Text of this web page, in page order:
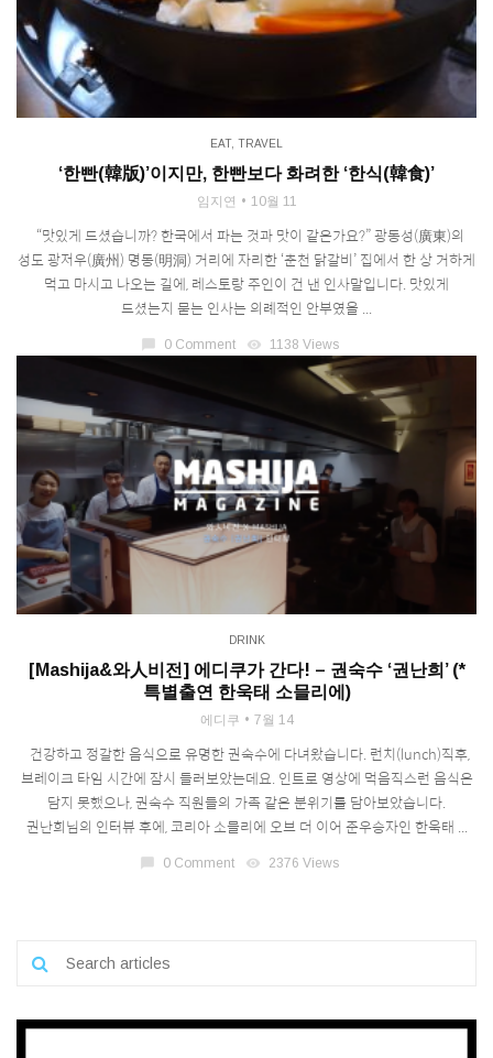
EAT, TRAVEL
‘한빤(韓版)’이지만, 한빤보다 화려한 ‘한식(韓食)’
임지연 10월 11
“맛있게 드셨습니까? 한국에서 파는 것과 맛이 같은가요?” 광동성(廣東)의
성도 광저우(廣州) 명동(明洞) 거리에 자리한 ‘춘천 닭갈비’ 집에서 한 상 거하게
먹고 마시고 나오는 길에, 레스토랑 주인이 건 낸 인사말입니다. 맛있게
드셨는지 묻는 인사는 의례적인 안부였을 ...
0 Comment visibility 1138 Views
DRINK
[Mashija&와人비전] 에디쿠가 간다! – 권숙수 ‘권난희’ (*
특별출연 한욱태 소믈리에)
에디쿠 7월 14
건강하고 정갈한 음식으로 유명한 권숙수에 다녀왔습니다. 런치(lunch)직후,
브레이크 타임 시간에 잠시 들러보았는데요. 인트로 영상에 먹음직스런 음식은
담지 못했으나, 권숙수 직원들의 가족 같은 분위기를 담아보았습니다.
권난희님의 인터뷰 후에, 코리아 소믈리에 오브 더 이어 준우승자인 한욱태 ...
chat_bubble 0 Comment visibility 2376 Views